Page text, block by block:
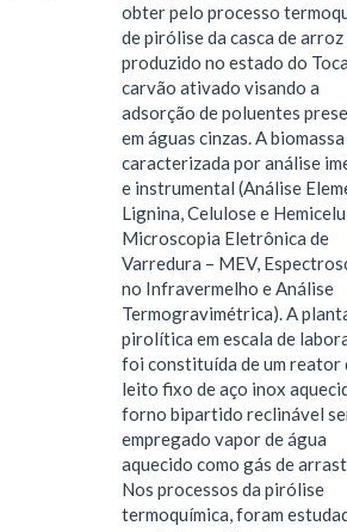
obter pelo processo
de pirólise da casca de arroz
produzido no estado do
carvão ativado visando a
adsorção de poluentes
em águas cinzas. A
caracterizada por análise
e instrumental (Análise
Lignina, Celulose e
Microscopia Eletrônica de
Varredura – MEV,
no Infravermelho e Análise
Termogravimétrica). A
pirolítica em escala de
foi constituída de um reator
leito fixo de aço inox
forno bipartido reclinável
empregado vapor de água
aquecido como gás de
Nos processos da pirólise
termoquímica, foram